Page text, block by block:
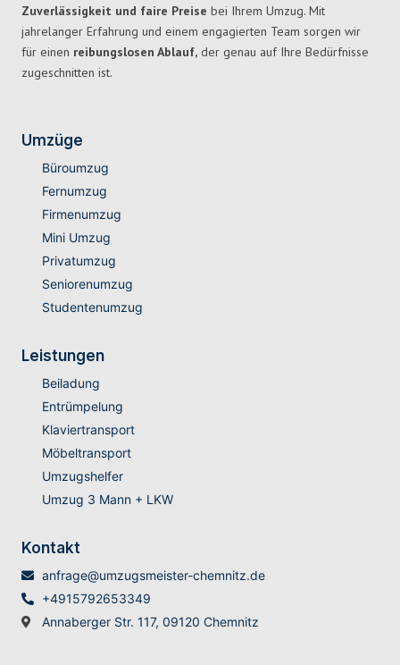
Zuverlässigkeit und faire Preise bei Ihrem Umzug. Mit
jahrelanger Erfahrung und einem engagierten Team sorgen wir
für einen reibungslosen Ablauf, der genau auf Ihre Bedürfnisse
zugeschnitten ist.
Umzüge
Büroumzug
Fernumzug
Firmenumzug
Mini Umzug
Privatumzug
Seniorenumzug
Studentenumzug
Leistungen
Beiladung
Entrümpelung
Klaviertransport
Möbeltransport
Umzugshelfer
Umzug 3 Mann + LKW
Kontakt
anfrage@umzugsmeister-chemnitz.de
+4915792653349
Annaberger Str. 117, 09120 Chemnitz